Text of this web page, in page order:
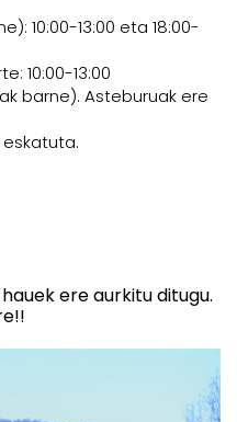
10:00-13:00 eta 18:00-
10:00-13:00
barne). Asteburuak ere
ere aurkitu ditugu.